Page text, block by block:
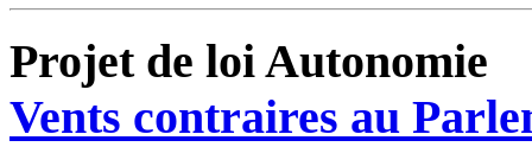
Projet de loi Autonomie
Vents contraires au